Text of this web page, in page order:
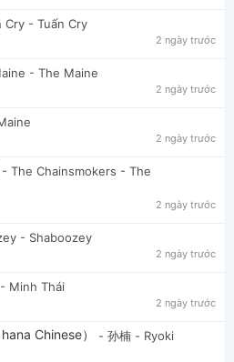
Cry - Tuấn Cry
2 ngày trước
- The Maine
2 ngày trước
2 ngày trước
- The Chainsmokers - The
2 ngày trước
- Shaboozey
2 ngày trước
- Minh Thái
2 ngày trước
Chinese） - 孙楠 - Ryoki